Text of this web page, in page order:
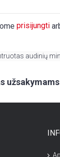
prisijungti
audinių